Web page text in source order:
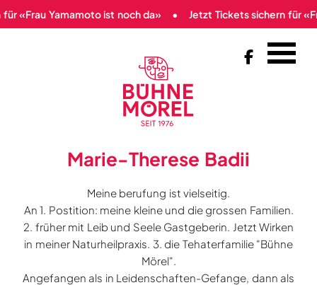
«Frau Yamamoto ist noch da» Jetzt Tickets sichern für

Marie-Therese Badii
Meine berufung ist vielseitig.
An 1. Postition: meine kleine und die grossen Familien.
2. früher mit Leib und Seele Gastgeberin. Jetzt Wirken
in meiner Naturheilpraxis. 3. die Tehaterfamilie "Bühne
Mörel".
Angefangen als in Leidenschaften-Gefange, dann als